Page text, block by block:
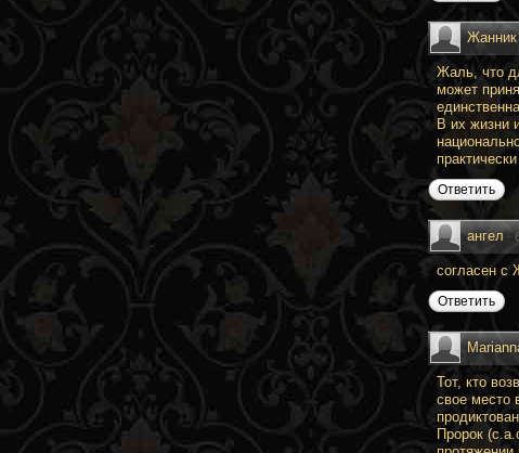
Жанник
Жаль, что
может
В их жизни
Ответить
ангел ·
согласен с
Ответить
Тот, кто
свое место
Пророк